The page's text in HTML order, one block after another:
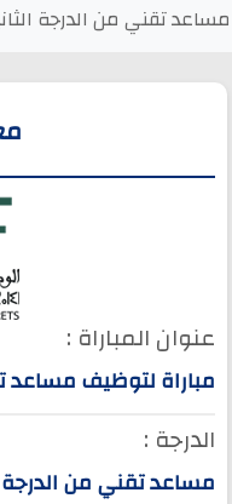
تقني من الدرجة
عنوان المباراة :
مباراة لتوظيف مساعد
الدرجة :
مساعد تقني من الدرجة